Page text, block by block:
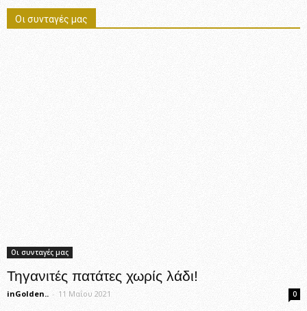
Οι συνταγές μας
Οι συνταγές μας
Τηγανιτές πατάτες χωρίς λάδι!
inGolden.. - 11 Μαΐου 2021 0